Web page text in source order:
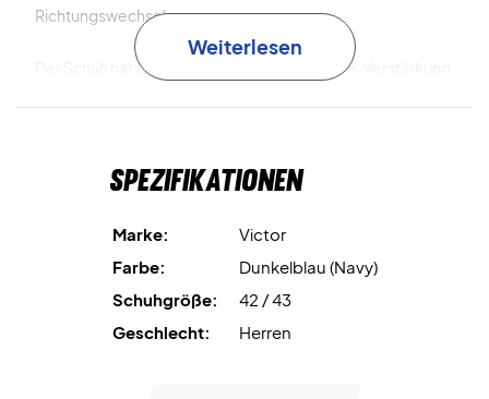
Richtungswechsel.
Der Schuh hat eine dreidimensionelle Carbon
Technologie, die die Elastizität der Sohle weiterentwickelt
stoßdämpfend als des Vorgängers.
Die Sohle ist ausEVA Feather ResilientGummi und ist ein
super lightweight Material.
Ihre Leichtgewicht verringert unter anderem eine
Weiterlesen
Spezifikationen
Marke:
Victor
Farbe:
Dunkelblau (Navy)
Schuhgröße:
42 / 43
Geschlecht:
Herren